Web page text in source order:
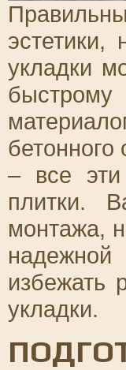
укладки
бетонного
– все
плитки.
монтажа,
избежать
укладки.